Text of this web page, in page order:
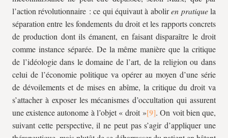
l’action révolutionnaire : ce qui équivaut à aboliren pratiquela
séparation entre les fondements du droit et les rapports concrets
de production dont ils émanent, en faisant disparaître le droit
comme instance séparée. De la même manière que la critique
de l’idéologie dans le domaine de l’art, de la religion ou dans
celui de l’économie politique va opérer au moyen d’une série
de dévoilements et de mises en abîme, la critique du droit va
s’attacher à exposer les mécanismes d’occultation qui assurent
une existence autonome à l’objet « droit »
. On voit bien que,
suivant cette perspective, il ne peut pas s’agir d’appliquer une